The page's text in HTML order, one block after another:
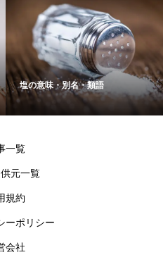
塩の意味・別名・類語
一覧
元一覧
規約
ーポリシー
会社